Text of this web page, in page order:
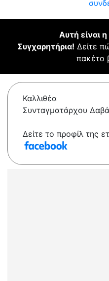
Αυτή είναι
Συγχαρητήρια! Δείτε
πακέτο
Καλλιθέα
Συνταγματάρχου
Δείτε το προφίλ της